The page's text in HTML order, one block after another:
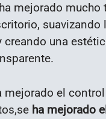
mejorado mucho
suavizando
creando una
mejorado el
ha mejorado